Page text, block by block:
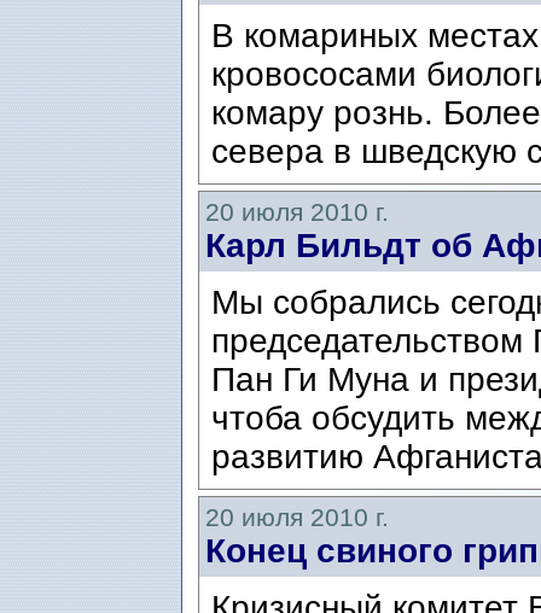
В комариных
кровососами
комару рознь.
севера в шведскую
20 июля 2010 г.
Карл Бильдт об
Мы собрались
Пан Ги Муна и
чтоба обсудить
развитию
20 июля 2010 г.
Конец свиного